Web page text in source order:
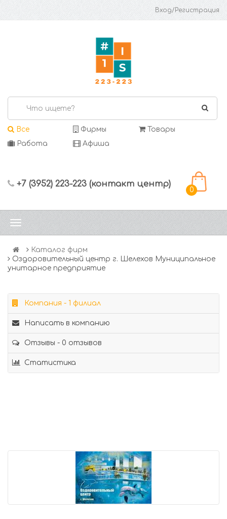
Вход/Регистрация
Все Фирмы
Товары
Работа
Афиша
+7 (3952) 223-223 (контакт центр)
0
Каталог фирм
Оздоровительный центр г. Шелехов Муниципальное
унитарное предприятие
Компания - 1 филиал
Написать в компанию
Отзывы - 0 отзывов
Статистика